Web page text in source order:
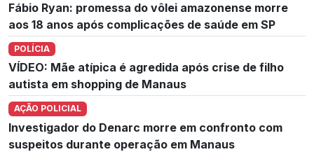
Fábio Ryan: promessa do vôlei amazonense morre
aos 18 anos após complicações de saúde em SP
POLÍCIA
VÍDEO: Mãe atípica é agredida após crise de filho
autista em shopping de Manaus
AÇÃO POLICIAL
Investigador do Denarc morre em confronto com
suspeitos durante operação em Manaus